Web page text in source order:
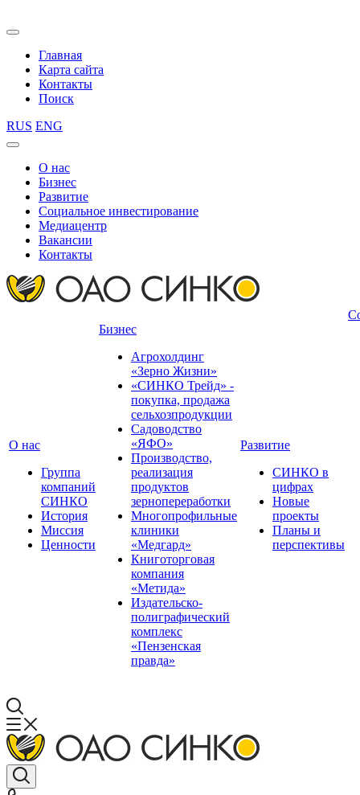
Главная
Карта сайта
Контакты
Поиск
RUS ENG
О нас
Бизнес
Развитие
Социальное инвестирование
Медиацентр
Вакансии
Контакты
О нас
Группа
компаний
СИНКО
История
Миссия
Ценности
Бизнес
Агрохолдинг
«Зерно Жизни»
«СИНКО Трейд» -
покупка, продажа
сельхозпродукции
Садоводство
«ЯФО»
Производство,
реализация
продуктов
зернопереработки
Многопрофильные
клиники
«Медгард»
Книготорговая
компания
«Метида»
Издательско-
полиграфический
комплекс
«Пензенская
правда»
Развитие
СИНКО в
цифрах
Новые
проекты
Планы и
перспективы